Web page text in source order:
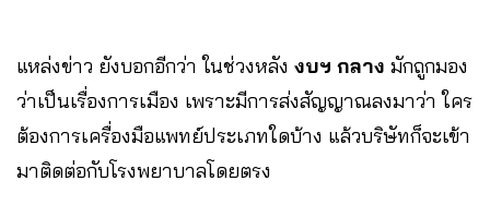
แหล่งข่าว ยังบอกอีกว่า ในช่วงหลัง งบฯ กลาง มักถูกมอง
ว่าเป็นเรื่องการเมือง เพราะมีการส่งสัญญาณลงมาว่า ใคร
ต้องการเครื่องมือแพทย์ประเภทใดบ้าง แล้วบริษัทก็จะเข้า
มาติดต่อกับโรงพยาบาลโดยตรง